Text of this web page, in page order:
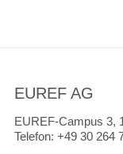
EUREF AG
EUREF-Campus 3,
Telefon: +49 30 264